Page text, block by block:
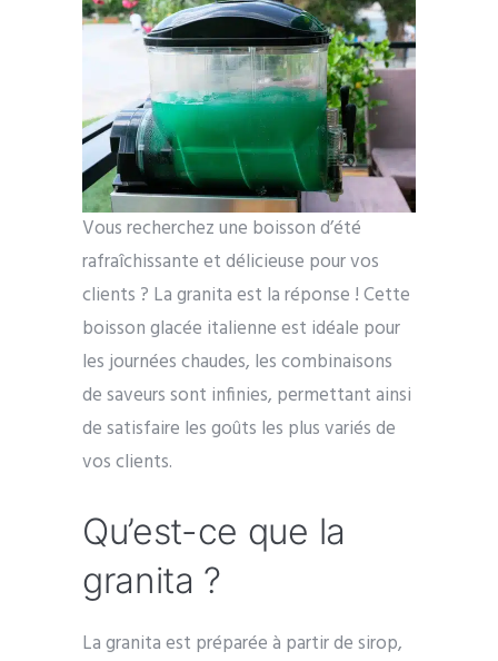
Vous recherchez une boisson d’été
rafraîchissante et délicieuse pour vos
clients ? La granita est la réponse ! Cette
boisson glacée italienne est idéale pour
les journées chaudes, les combinaisons
de saveurs sont infinies, permettant ainsi
de satisfaire les goûts les plus variés de
vos clients.
Qu’est-ce que la
granita ?
La granita est préparée à partir de sirop,